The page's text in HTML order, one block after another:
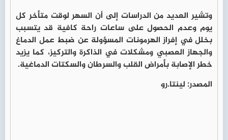
وتشير العديد من الدراسات إلى أن السهر لوقت متأخر كل
يوم وعدم الحصول على ساعات راحة كافية قد يتسبب
بخلل في إفراز الهرمونات المسؤولة عن ضبط عمل الدماغ
والجهاز العصبي ومشكلات في الذاكرة والتركيز، كما يزيد
خطر الإصابة بأمراض القلب والسرطان والسكتات الدماغية.
المصدر: لينتا.رو